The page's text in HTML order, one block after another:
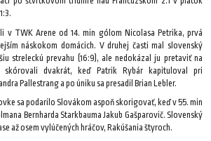
v TWK Arene od 14. min gólom Nicolasa Petrika, prvá
náskokom domácich. V druhej časti mal slovenský
streleckú prevahu (16:9), ale nedokázal ju pretaviť na
skórovali dvakrát, keď Patrik Rybár kapituloval pri
Pallestrang a po úniku sa presadil Brian Lebler.
sa podarilo Slovákom aspoň skorigovať, keď v 55. min
Bernharda Starkbauma Jakub Gašparovič. Slovenský
až osem vylúčených hráčov, Rakúšania štyroch.